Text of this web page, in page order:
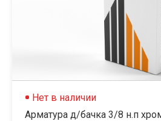
Нет в наличии
Арматура д/бачка 3/8 н.п